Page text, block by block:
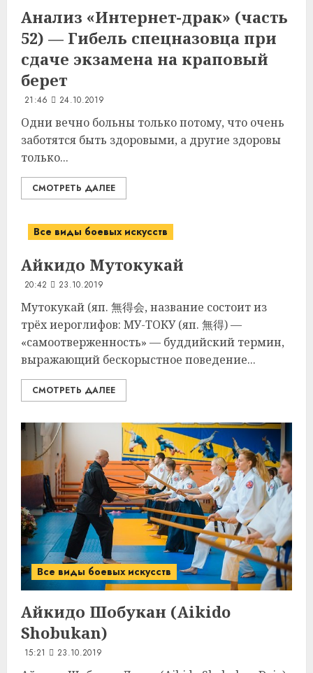
Анализ «Интернет-драк» (часть
52) — Гибель спецназовца при
сдаче экзамена на краповый
берет
21:46 24.10.2019
Одни вечно больны только потому, что очень
заботятся быть здоровыми, а другие здоровы
только...
СМОТРЕТЬ ДАЛЕЕ
Все виды боевых искусств
Айкидо Мутокукай
20:42 23.10.2019
Мутокукай (яп. 無得会, название состоит из
трёх иероглифов: МУ-ТОКУ (яп. 無得) —
«самоотверженность» — буддийский термин,
выражающий бескорыстное поведение...
СМОТРЕТЬ ДАЛЕЕ
Все виды боевых искусств
Айкидо Шобукан (Aikido
Shobukan)
15:21 23.10.2019